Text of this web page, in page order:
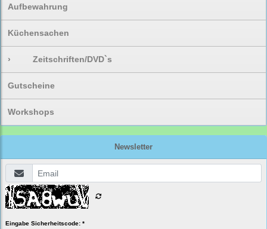
Aufbewahrung
Küchensachen
› Zeitschriften/DVD`s
Gutscheine
Workshops
Newsletter
Eingabe Sicherheitscode: *